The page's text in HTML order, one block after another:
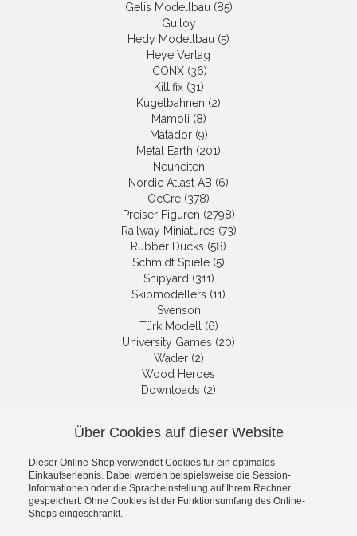
Gelis Modellbau (85)
Guiloy
Hedy Modellbau (5)
Heye Verlag
ICONX (36)
Kittifix (31)
Kugelbahnen (2)
Mamoli (8)
Matador (9)
Metal Earth (201)
Neuheiten
Nordic Atlast AB (6)
OcCre (378)
Preiser Figuren (2798)
Railway Miniatures (73)
Rubber Ducks (58)
Schmidt Spiele (5)
Shipyard (311)
Skipmodellers (11)
Svenson
Türk Modell (6)
University Games (20)
Wader (2)
Wood Heroes
Downloads (2)
Get informed about the latest
products and offers per email.
Newsletter
Über Cookies auf dieser Website
Dieser Online-Shop verwendet Cookies für ein optimales
Einkaufserlebnis. Dabei werden beispielsweise die Session-
Informationen oder die Spracheinstellung auf Ihrem Rechner
gespeichert. Ohne Cookies ist der Funktionsumfang des Online-
Shops eingeschränkt.